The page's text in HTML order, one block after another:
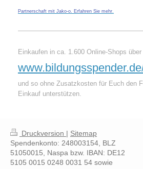
Partnerschaft mit Jako-o. Erfahren Sie mehr
Einkaufen in ca. 1.600 Online-Shops über
und so ohne Zusatzkosten für Euch den
Einkauf unterstützen.
Druckversion | Sitemap
Spendenkonto: 248003154, BLZ
51050015, Naspa bzw. IBAN: DE12
5105 0015 0248 0031 54 sowie